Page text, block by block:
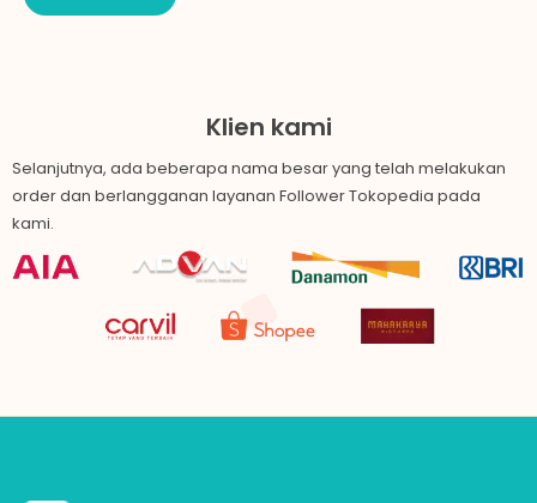
Klien kami
Selanjutnya, ada beberapa nama besar yang telah melakukan
order dan berlangganan layanan Follower Tokopedia pada
kami.